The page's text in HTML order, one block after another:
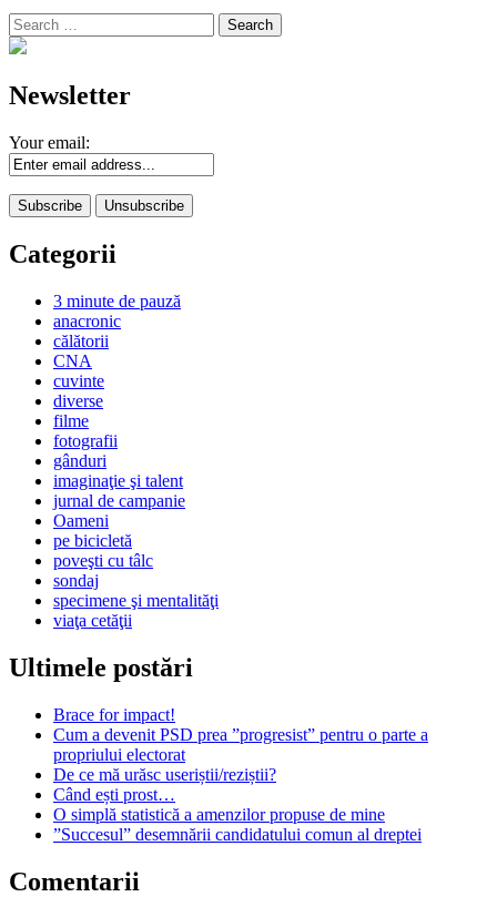
Search
for:
Newsletter
Your email:
Categorii
3 minute de pauză
anacronic
călătorii
CNA
cuvinte
diverse
filme
fotografii
gânduri
imaginaţie şi talent
jurnal de campanie
Oameni
pe bicicletă
poveşti cu tâlc
sondaj
specimene şi mentalităţi
viaţa cetăţii
Ultimele postări
Brace for impact!
Cum a devenit PSD prea ”progresist” pentru o parte a
propriului electorat
De ce mă urăsc useriștii/reziștii?
Când ești prost…
O simplă statistică a amenzilor propuse de mine
”Succesul” desemnării candidatului comun al dreptei
Comentarii